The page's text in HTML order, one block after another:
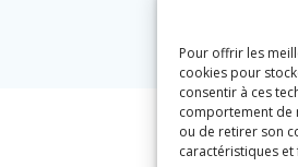
Pour offrir les
cookies pour
consentir à ces
comportement de
ou de retirer son
caractéristiques et